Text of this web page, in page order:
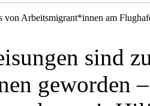
von Arbeitsmigrant*innen am
sind
geworden